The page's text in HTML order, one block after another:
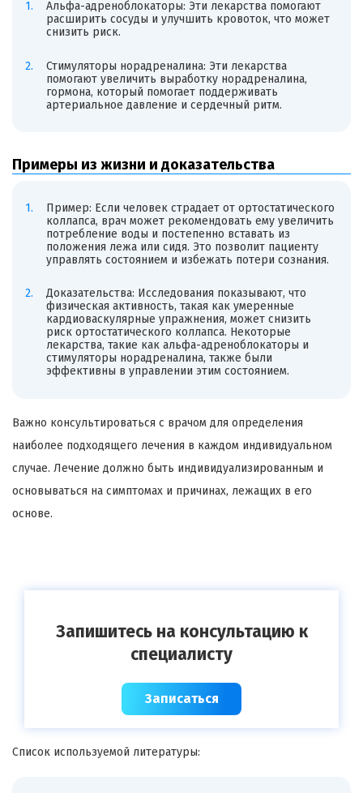
Альфа-адреноблокаторы: Эти лекарства помогают
расширить сосуды и улучшить кровоток, что может
снизить риск.
Стимуляторы норадреналина: Эти лекарства
помогают увеличить выработку норадреналина,
гормона, который помогает поддерживать
артериальное давление и сердечный ритм.
Примеры из жизни и доказательства
Пример: Если человек страдает от ортостатического
коллапса, врач может рекомендовать ему увеличить
потребление воды и постепенно вставать из
положения лежа или сидя. Это позволит пациенту
управлять состоянием и избежать потери сознания.
Доказательства: Исследования показывают, что
физическая активность, такая как умеренные
кардиоваскулярные упражнения, может снизить
риск ортостатического коллапса. Некоторые
лекарства, такие как альфа-адреноблокаторы и
стимуляторы норадреналина, также были
эффективны в управлении этим состоянием.
Важно консультироваться с врачом для определения
наиболее подходящего лечения в каждом индивидуальном
случае. Лечение должно быть индивидуализированным и
основываться на симптомах и причинах, лежащих в его
основе.
Запишитесь на консультацию к
специалисту
Записаться
Список используемой литературы: